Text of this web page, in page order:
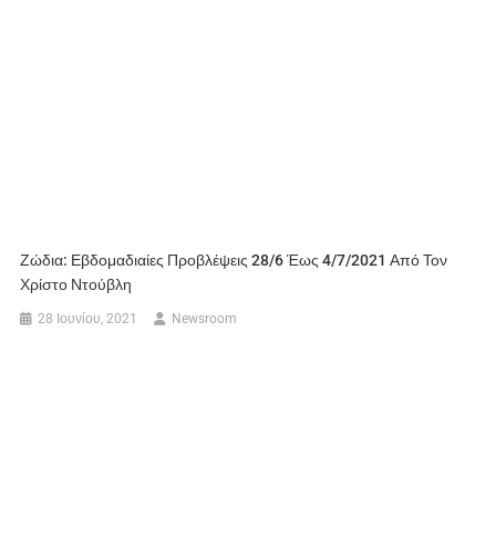
Ζώδια: Εβδομαδιαίες Προβλέψεις 28/6 Έως 4/7/2021 Από Τον
Χρίστο Ντούβλη
28 Ιουνίου, 2021 Newsroom